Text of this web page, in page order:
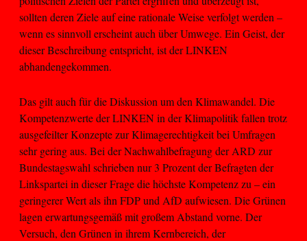
sollten deren Ziele auf eine rationale Weise verfolgt werden –
wenn es sinnvoll erscheint auch über Umwege. Ein Geist, der
dieser Beschreibung entspricht, ist der LINKEN
abhandengekommen.
Das gilt auch für die Diskussion um den Klimawandel. Die
Kompetenzwerte der LINKEN in der Klimapolitik fallen trotz
ausgefeilter Konzepte zur Klimagerechtigkeit bei Umfragen
sehr gering aus. Bei der Nachwahlbefragung der ARD zur
Bundestagswahl schrieben nur 3 Prozent der Befragten der
Linkspartei in dieser Frage die höchste Kompetenz zu – ein
geringerer Wert als ihn FDP und AfD aufwiesen. Die Grünen
lagen erwartungsgemäß mit großem Abstand vorne. Der
Versuch, den Grünen in ihrem Kernbereich, der